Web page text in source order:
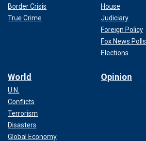
Border Crisis
True Crime
House
Judiciary
Foreign Policy
Fox News Polls
Elections
World
U.N.
Conflicts
Terrorism
Disasters
Global Economy
Opinion